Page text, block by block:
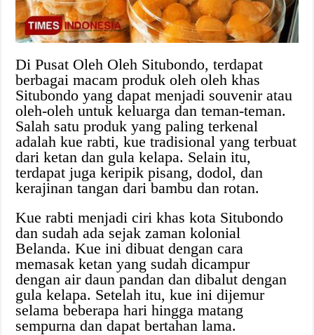
Di Pusat Oleh Oleh Situbondo, terdapat
berbagai macam produk oleh oleh khas
Situbondo yang dapat menjadi souvenir atau
oleh-oleh untuk keluarga dan teman-teman.
Salah satu produk yang paling terkenal
adalah kue rabti, kue tradisional yang terbuat
dari ketan dan gula kelapa. Selain itu,
terdapat juga keripik pisang, dodol, dan
kerajinan tangan dari bambu dan rotan.
Kue rabti menjadi ciri khas kota Situbondo
dan sudah ada sejak zaman kolonial
Belanda. Kue ini dibuat dengan cara
memasak ketan yang sudah dicampur
dengan air daun pandan dan dibalut dengan
gula kelapa. Setelah itu, kue ini dijemur
selama beberapa hari hingga matang
sempurna dan dapat bertahan lama.